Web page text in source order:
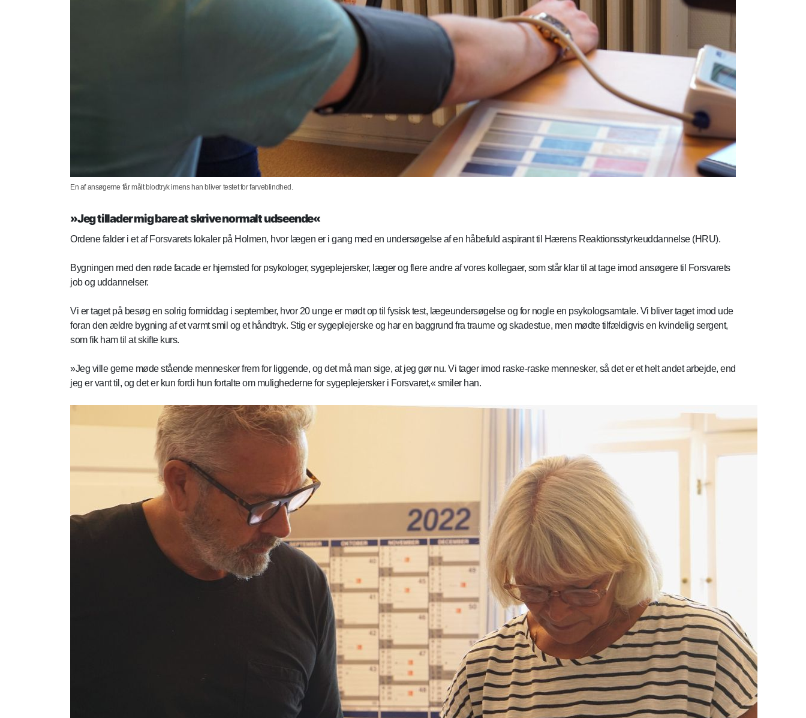
En af ansøgerne får målt blodtryk imens han bliver testet for farveblindhed.
»Jeg tillader mig bare at skrive normalt udseende«
Ordene falder i et af Forsvarets lokaler på Holmen, hvor lægen er i gang med en undersøgelse af en håbefuld aspirant til Hærens Reaktionsstyrkeuddannelse (HRU).
Bygningen med den røde facade er hjemsted for psykologer, sygeplejersker, læger og flere andre af vores kollegaer, som står klar til at tage imod ansøgere til Forsvarets
job og uddannelser.
Vi er taget på besøg en solrig formiddag i september, hvor 20 unge er mødt op til fysisk test, lægeundersøgelse og for nogle en psykologsamtale. Vi bliver taget imod ude
foran den ældre bygning af et varmt smil og et håndtryk. Stig er sygeplejerske og har en baggrund fra traume og skadestue, men mødte tilfældigvis en kvindelig sergent,
som fik ham til at skifte kurs.
»Jeg ville gerne møde stående mennesker frem for liggende, og det må man sige, at jeg gør nu. Vi tager imod raske-raske mennesker, så det er et helt andet arbejde, end
jeg er vant til, og det er kun fordi hun fortalte om mulighederne for sygeplejersker i Forsvaret,« smiler han.